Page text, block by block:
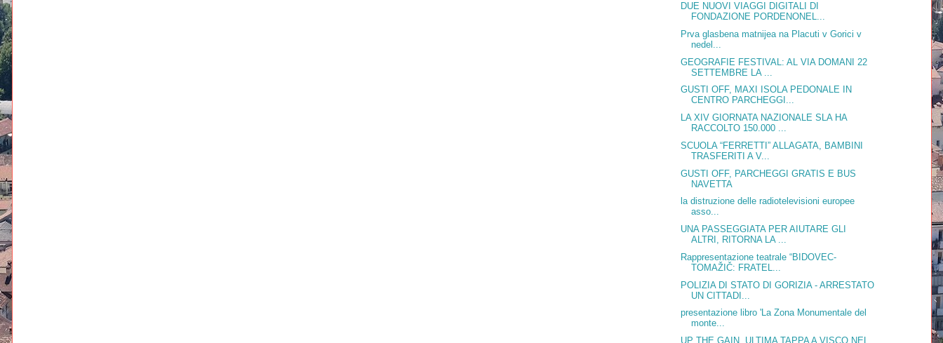
DUE NUOVI VIAGGI DIGITALI DI
FONDAZIONE PORDENONEL...
Prva glasbena matnijea na Placuti v Gorici v
nedel...
GEOGRAFIE FESTIVAL: AL VIA DOMANI 22
SETTEMBRE LA ...
GUSTI OFF, MAXI ISOLA PEDONALE IN
CENTRO PARCHEGGI...
LA XIV GIORNATA NAZIONALE SLA HA
RACCOLTO 150.000 ...
SCUOLA “FERRETTI” ALLAGATA, BAMBINI
TRASFERITI A V...
GUSTI OFF, PARCHEGGI GRATIS E BUS
NAVETTA
la distruzione delle radiotelevisioni europee
asso...
UNA PASSEGGIATA PER AIUTARE GLI
ALTRI, RITORNA LA ...
Rappresentazione teatrale “BIDOVEC-
TOMAŽIČ: FRATEL...
POLIZIA DI STATO DI GORIZIA - ARRESTATO
UN CITTADI...
presentazione libro 'La Zona Monumentale del
monte...
UP THE GAIN, ULTIMA TAPPA A VISCO NEL